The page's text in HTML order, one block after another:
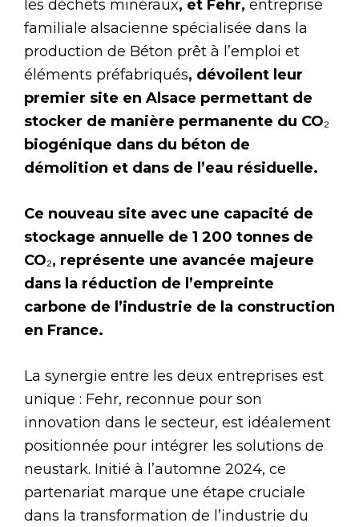
les déchets minéraux, et Fehr, entreprise
familiale alsacienne spécialisée dans la
production de Béton prêt à l’emploi et
éléments préfabriqués, dévoilent leur
premier site en Alsace permettant de
stocker de manière permanente du CO₂
biogénique dans du béton de
démolition et dans de l’eau résiduelle.
Ce nouveau site avec une capacité de
stockage annuelle de 1 200 tonnes de
CO₂, représente une avancée majeure
dans la réduction de l’empreinte
carbone de l’industrie de la construction
en France.
La synergie entre les deux entreprises est
unique : Fehr, reconnue pour son
innovation dans le secteur, est idéalement
positionnée pour intégrer les solutions de
neustark. Initié à l’automne 2024, ce
partenariat marque une étape cruciale
dans la transformation de l’industrie du